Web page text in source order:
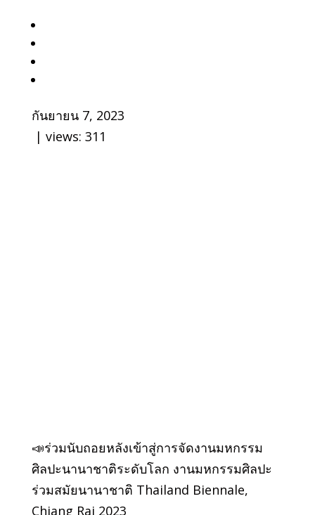
กันยายน 7, 2023
| views: 311
📣ร่วมนับถอยหลังเข้าสู่การจัดงานมหกรรม
ศิลปะนานาชาติระดับโลก งานมหกรรมศิลปะ
ร่วมสมัยนานาชาติ Thailand Biennale,
Chiang Rai 2023